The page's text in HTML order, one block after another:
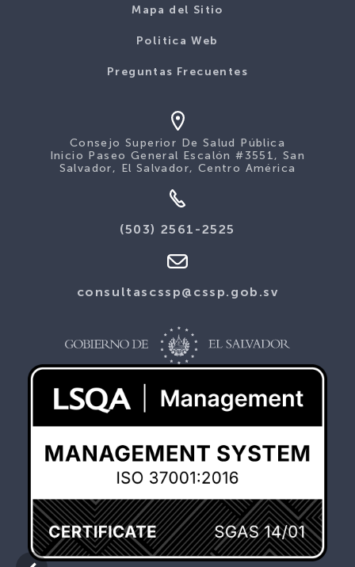
Mapa del Sitio
Politica Web
Preguntas Frecuentes
Consejo Superior De Salud Pública
Inicio Paseo General Escalón #3551, San
Salvador, El Salvador, Centro América
(503) 2561-2525
consultascssp@cssp.gob.sv